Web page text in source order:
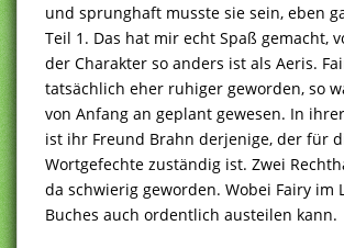
und sprunghaft musste sie sein, eben
Teil 1. Das hat mir echt Spaß gemacht,
der Charakter so anders ist als Aeris.
tatsächlich eher ruhiger geworden, so
von Anfang an geplant gewesen. In
ist ihr Freund Brahn derjenige, der für
Wortgefechte zuständig ist. Zwei
da schwierig geworden. Wobei Fairy im
Buches auch ordentlich austeilen kann.